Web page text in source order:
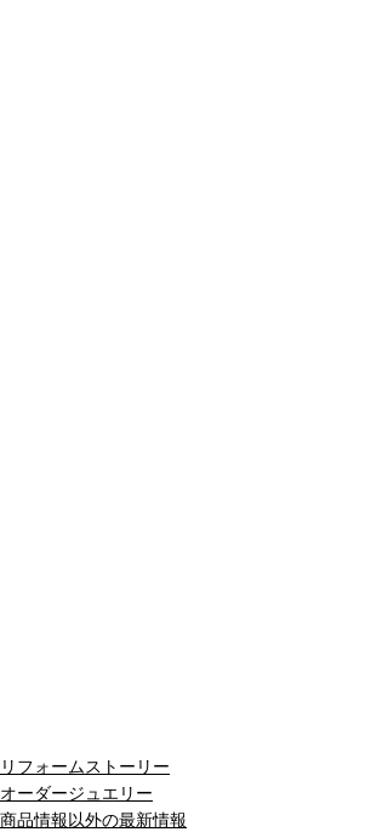
リフォームストーリー
オーダージュエリー
商品情報以外の最新情報